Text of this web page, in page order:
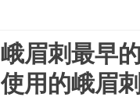
峨眉刺最早
使用的峨眉